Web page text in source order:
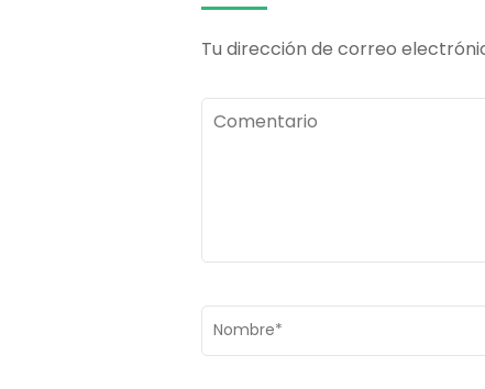
Tu dirección de correo
Comentario
Nombre *